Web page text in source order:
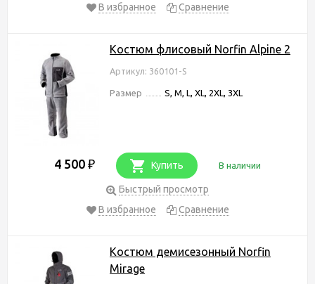
В избранное
Сравнение
Костюм флисовый Norfin Alpine 2
Артикул: 360101-S
Размер S, M, L, XL, 2XL, 3XL
4 500 ₽ Купить В наличии
Быстрый просмотр
В избранное
Сравнение
Костюм демисезонный Norfin
Mirage